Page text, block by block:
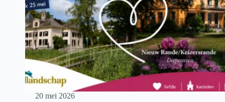
20 mei 2026